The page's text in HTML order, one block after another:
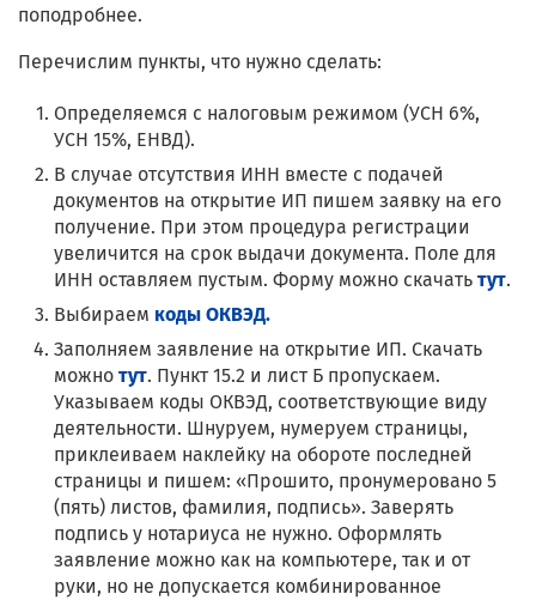
поподробнее.
Перечислим пункты, что нужно сделать:
Определяемся с налоговым режимом (УСН 6%,
УСН 15%, ЕНВД).
В случае отсутствия ИНН вместе с подачей
документов на открытие ИП пишем заявку на его
получение. При этом процедура регистрации
увеличится на срок выдачи документа. Поле для
ИНН оставляем пустым. Форму можно скачать тут.
Выбираем коды ОКВЭД.
Заполняем заявление на открытие ИП. Скачать
можно тут. Пункт 15.2 и лист Б пропускаем.
Указываем коды ОКВЭД, соответствующие виду
деятельности. Шнуруем, нумеруем страницы,
приклеиваем наклейку на обороте последней
страницы и пишем: «Прошито, пронумеровано 5
(пять) листов, фамилия, подпись». Заверять
подпись у нотариуса не нужно. Оформлять
заявление можно как на компьютере, так и от
руки, но не допускается комбинированное